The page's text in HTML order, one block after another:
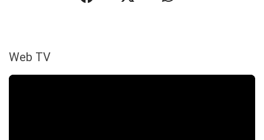
Web TV